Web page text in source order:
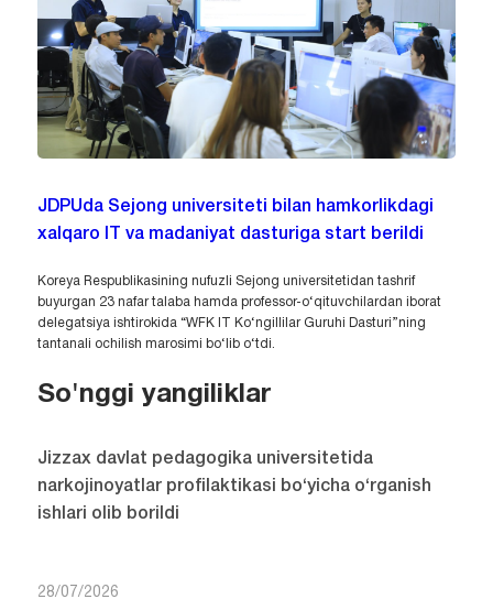
JDPUda Sejong universiteti bilan hamkorlikdagi
xalqaro IT va madaniyat dasturiga start berildi
Koreya Respublikasining nufuzli Sejong universitetidan tashrif
buyurgan 23 nafar talaba hamda professor-o‘qituvchilardan iborat
delegatsiya ishtirokida “WFK IT Ko‘ngillilar Guruhi Dasturi”ning
tantanali ochilish marosimi bo‘lib o‘tdi.
So'nggi yangiliklar
Jizzax davlat pedagogika universitetida
narkojinoyatlar profilaktikasi bo‘yicha o‘rganish
ishlari olib borildi
28/07/2026